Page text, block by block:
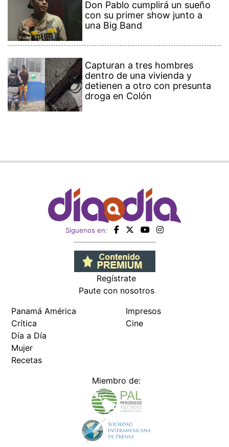
Don Pablo cumplirá un sueño
con su primer show junto a
una Big Band
Capturan a tres hombres
dentro de una vivienda y
detienen a otro con presunta
droga en Colón
Siguenos en:
Regístrate
Paute con nosotros
Panamá América
Crítica
Día a Día
Mujer
Recetas
Impresos
Cine
Miembro de: